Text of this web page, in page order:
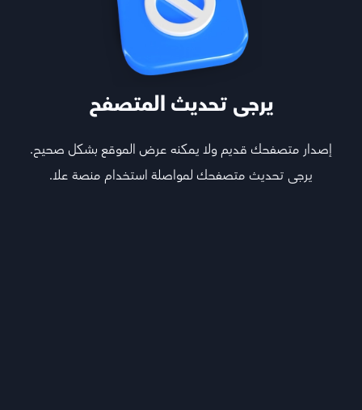
يرجى تحديث المتصفح
إصدار متصفحك قديم ولا يمكنه عرض الموقع بشكل صحيح.
يرجى تحديث متصفحك لمواصلة استخدام منصة علا.